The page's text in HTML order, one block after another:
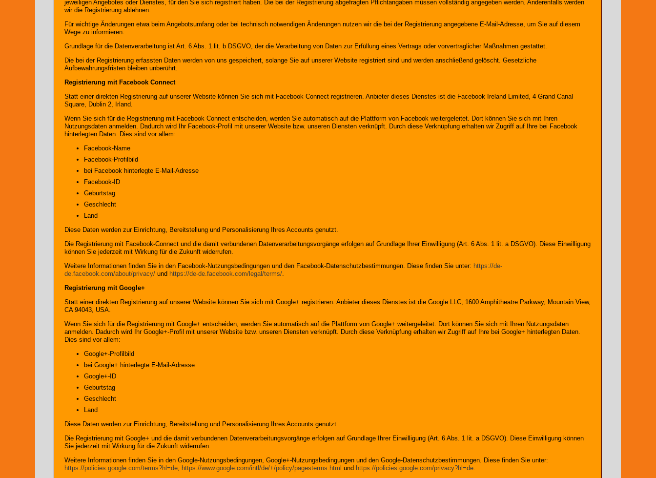
jeweiligen Angebotes oder Dienstes, für den Sie sich registriert haben. Die bei der Registrierung abgefragten Pflichtangaben müssen vollständig angegeben werden. Anderenfalls werden
wir die Registrierung ablehnen.
Für wichtige Änderungen etwa beim Angebotsumfang oder bei technisch notwendigen Änderungen nutzen wir die bei der Registrierung angegebene E-Mail-Adresse, um Sie auf diesem
Wege zu informieren.
Grundlage für die Datenverarbeitung ist Art. 6 Abs. 1 lit. b DSGVO, der die Verarbeitung von Daten zur Erfüllung eines Vertrags oder vorvertraglicher Maßnahmen gestattet.
Die bei der Registrierung erfassten Daten werden von uns gespeichert, solange Sie auf unserer Website registriert sind und werden anschließend gelöscht. Gesetzliche
Aufbewahrungsfristen bleiben unberührt.
Registrierung mit Facebook Connect
Statt einer direkten Registrierung auf unserer Website können Sie sich mit Facebook Connect registrieren. Anbieter dieses Dienstes ist die Facebook Ireland Limited, 4 Grand Canal
Square, Dublin 2, Irland.
Wenn Sie sich für die Registrierung mit Facebook Connect entscheiden, werden Sie automatisch auf die Plattform von Facebook weitergeleitet. Dort können Sie sich mit Ihren
Nutzungsdaten anmelden. Dadurch wird Ihr Facebook-Profil mit unserer Website bzw. unseren Diensten verknüpft. Durch diese Verknüpfung erhalten wir Zugriff auf Ihre bei Facebook
hinterlegten Daten. Dies sind vor allem:
Facebook-Name
Facebook-Profilbild
bei Facebook hinterlegte E-Mail-Adresse
Facebook-ID
Geburtstag
Geschlecht
Land
Diese Daten werden zur Einrichtung, Bereitstellung und Personalisierung Ihres Accounts genutzt.
Die Registrierung mit Facebook-Connect und die damit verbundenen Datenverarbeitungsvorgänge erfolgen auf Grundlage Ihrer Einwilligung (Art. 6 Abs. 1 lit. a DSGVO). Diese Einwilligung
können Sie jederzeit mit Wirkung für die Zukunft widerrufen.
Weitere Informationen finden Sie in den Facebook-Nutzungsbedingungen und den Facebook-Datenschutzbestimmungen. Diese finden Sie unter: https://de-
de.facebook.com/about/privacy/ und https://de-de.facebook.com/legal/terms/.
Registrierung mit Google+
Statt einer direkten Registrierung auf unserer Website können Sie sich mit Google+ registrieren. Anbieter dieses Dienstes ist die Google LLC, 1600 Amphitheatre Parkway, Mountain View,
CA 94043, USA.
Wenn Sie sich für die Registrierung mit Google+ entscheiden, werden Sie automatisch auf die Plattform von Google+ weitergeleitet. Dort können Sie sich mit Ihren Nutzungsdaten
anmelden. Dadurch wird Ihr Google+-Profil mit unserer Website bzw. unseren Diensten verknüpft. Durch diese Verknüpfung erhalten wir Zugriff auf Ihre bei Google+ hinterlegten Daten.
Dies sind vor allem:
Google+-Profilbild
bei Google+ hinterlegte E-Mail-Adresse
Google+-ID
Geburtstag
Geschlecht
Land
Diese Daten werden zur Einrichtung, Bereitstellung und Personalisierung Ihres Accounts genutzt.
Die Registrierung mit Google+ und die damit verbundenen Datenverarbeitungsvorgänge erfolgen auf Grundlage Ihrer Einwilligung (Art. 6 Abs. 1 lit. a DSGVO). Diese Einwilligung können
Sie jederzeit mit Wirkung für die Zukunft widerrufen.
Weitere Informationen finden Sie in den Google-Nutzungsbedingungen, Google+-Nutzungsbedingungen und den Google-Datenschutzbestimmungen. Diese finden Sie unter:
https://policies.google.com/terms?hl=de, https://www.google.com/intl/de/+/policy/pagesterms.html und https://policies.google.com/privacy?hl=de.